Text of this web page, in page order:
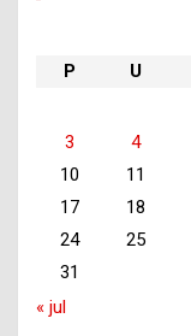
P
U
3
4
10
11
17
18
24
25
31
« jul